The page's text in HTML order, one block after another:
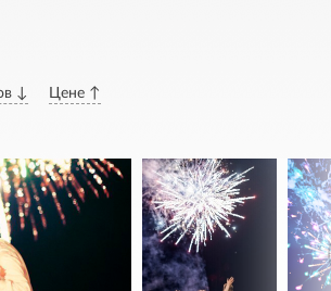
↓ Цене ↑